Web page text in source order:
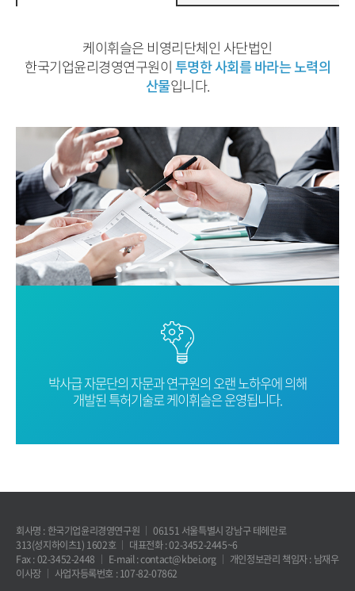
케이휘슬은 비영리단체인 사단법인
한국기업윤리경영연구원이투명한 사회를 바라는 노력의
산물입니다.
박사급 자문단의 자문과 연구원의 오랜노하우에 의해
개발된 특허기술로케이휘슬은 운영됩니다.
회사명 : 한국기업윤리경영연구원
06151 서울특별시 강남구 테헤란로
313(성지하이츠1) 1602호
대표전화 : 02-3452-2445~6
Fax : 02-3452-2448
E-mail : contact@kbei.org
개인정보관리 책임자 : 남재우
이사장
사업자등록번호 : 107-82-07862